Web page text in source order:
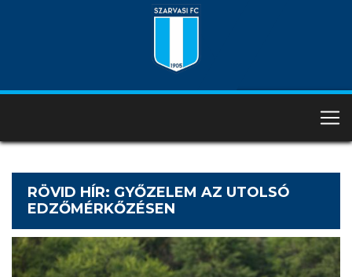
RÖVID HÍR: GYŐZELEM AZ UTOLSÓ
EDZŐMÉRKŐZÉSEN